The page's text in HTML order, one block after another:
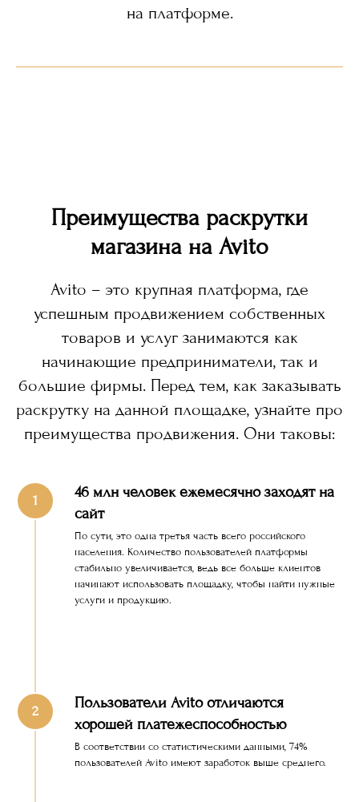
на платформе.
Преимущества раскрутки
магазина на Avito
Avito – это крупная платформа, где
успешным продвижением собственных
товаров и услуг занимаются как
начинающие предприниматели, так и
большие фирмы. Перед тем, как заказывать
раскрутку на данной площадке, узнайте про
преимущества продвижения. Они таковы:
46 млн человек ежемесячно заходят на
сайт
По сути, это одна третья часть всего российского
населения. Количество пользователей платформы
стабильно увеличивается, ведь все больше клиентов
начинают использовать площадку, чтобы найти нужные
услуги и продукцию.
Пользователи Avito отличаются
хорошей платежеспособностью
В соответствии со статистическими данными, 74%
пользователей Avito имеют заработок выше среднего.